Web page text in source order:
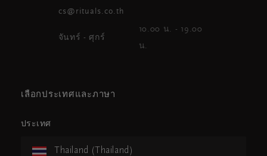
cs@rituals.co.th
จันทร์ - ศุกร์
10.00 น. - 19.00
น.
เลือกประเทศและภาษา
ประเทศ
Thailand (Thailand)